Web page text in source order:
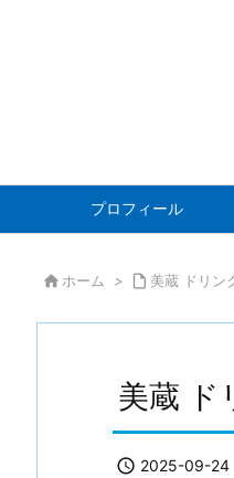
プロフィール
 ホーム >  美蔵 ドリン
美蔵 ド
 2025-09-24